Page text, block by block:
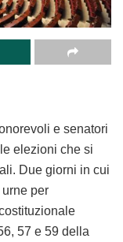
e senatori
elezioni che si
Due giorni in cui
per
57 e 59 della